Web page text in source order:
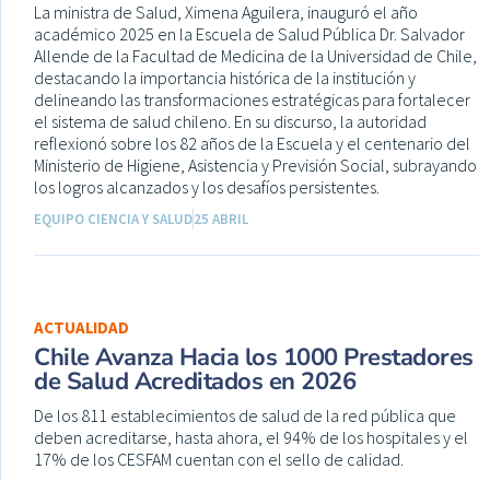
La ministra de Salud, Ximena Aguilera, inauguró el año
académico 2025 en la Escuela de Salud Pública Dr. Salvador
Allende de la Facultad de Medicina de la Universidad de Chile,
destacando la importancia histórica de la institución y
delineando las transformaciones estratégicas para fortalecer
el sistema de salud chileno. En su discurso, la autoridad
reflexionó sobre los 82 años de la Escuela y el centenario del
Ministerio de Higiene, Asistencia y Previsión Social, subrayando
los logros alcanzados y los desafíos persistentes.
EQUIPO CIENCIA Y SALUD25 ABRIL
ACTUALIDAD
Chile Avanza Hacia los 1000 Prestadores
de Salud Acreditados en 2026
De los 811 establecimientos de salud de la red pública que
deben acreditarse, hasta ahora, el 94% de los hospitales y el
17% de los CESFAM cuentan con el sello de calidad.